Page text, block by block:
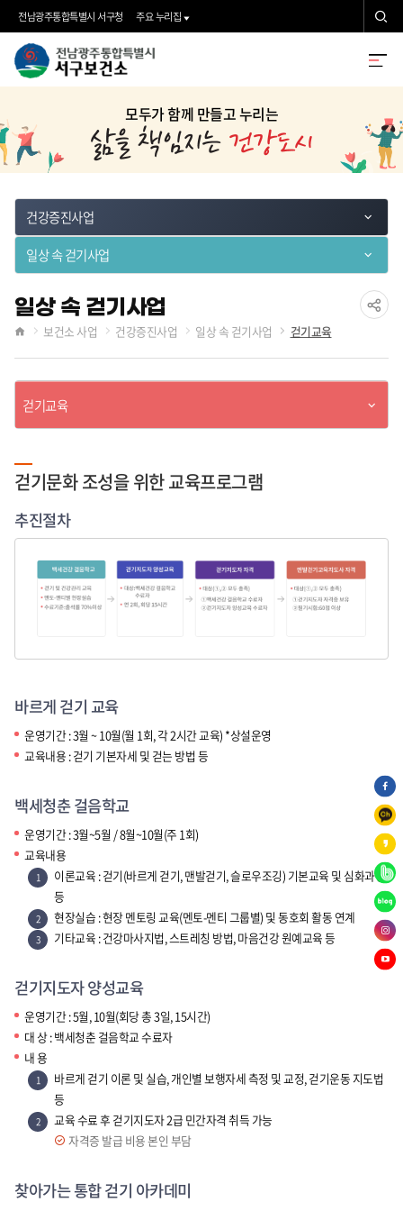
전
남
광
주
통
특
별
시
서
구
건
소">
전남광주통합특별시 서구청 주요 누리집
페
이
스
북
카
카
오
톡
채
널
카
카
오
스
토
네
이
버
블
로
인
전
메
뉴
모두가 함께 만들고 누리는
일상 속 걷기사업
보건소 사업 건강증진사업 일상 속 걷기사업 걷기교육
건강증진사업
일상 속 걷기사업
유
하
걷기교육
걷기문화 조성을 위한 교육프로그램
추진절차
바르게 걷기 교육
운영기간 : 3월 ~ 10월(월 1회, 각 2시간 교육) *상설운영
교육내용 : 걷기 기본자세 및 걷는 방법 등
백세청춘 걸음학교
운영기간 : 3월~5월 / 8월~10월(주 1회)
교육내용
이론교육 : 걷기(바르게 걷기, 맨발걷기, 슬로우조깅) 기본교육 및 심화과정
등
현장실습 : 현장 멘토링 교육(멘토-멘티 그룹별) 및 동호회 활동 연계
기타교육 : 건강마사지법, 스트레칭 방법, 마음건강 원예교육 등
걷기지도자 양성교육
운영기간 : 5월, 10월(회당 총 3일, 15시간)
대 상 : 백세청춘 걸음학교 수료자
내 용
바르게 걷기 이론 및 실습, 개인별 보행자세 측정 및 교정, 걷기운동 지도법
등
교육 수료 후 걷기지도자 2급 민간자격 취득 가능
자격증 발급 비용 본인 부담
찾아가는 통합 걷기 아카데미